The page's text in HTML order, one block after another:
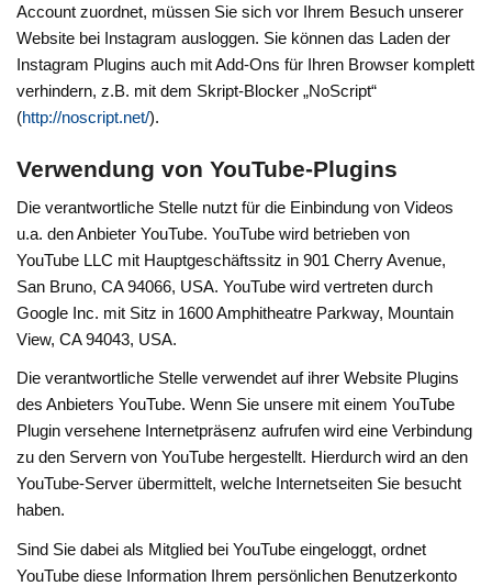
Account zuordnet, müssen Sie sich vor Ihrem Besuch unserer
Website bei Instagram ausloggen. Sie können das Laden der
Instagram Plugins auch mit Add-Ons für Ihren Browser komplett
verhindern, z.B. mit dem Skript-Blocker „NoScript“
(http://noscript.net/).
Verwendung von YouTube-Plugins
Die verantwortliche Stelle nutzt für die Einbindung von Videos
u.a. den Anbieter YouTube. YouTube wird betrieben von
YouTube LLC mit Hauptgeschäftssitz in 901 Cherry Avenue,
San Bruno, CA 94066, USA. YouTube wird vertreten durch
Google Inc. mit Sitz in 1600 Amphitheatre Parkway, Mountain
View, CA 94043, USA.
Die verantwortliche Stelle verwendet auf ihrer Website Plugins
des Anbieters YouTube. Wenn Sie unsere mit einem YouTube
Plugin versehene Internetpräsenz aufrufen wird eine Verbindung
zu den Servern von YouTube hergestellt. Hierdurch wird an den
YouTube-Server übermittelt, welche Internetseiten Sie besucht
haben.
Sind Sie dabei als Mitglied bei YouTube eingeloggt, ordnet
YouTube diese Information Ihrem persönlichen Benutzerkonto